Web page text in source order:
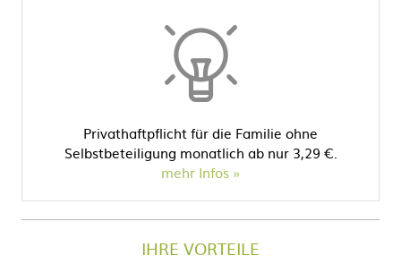
Privathaftpflicht für die Familie ohne
Selbstbeteiligung monatlich ab nur 3,29 €.
mehr Infos
IHRE VORTEILE